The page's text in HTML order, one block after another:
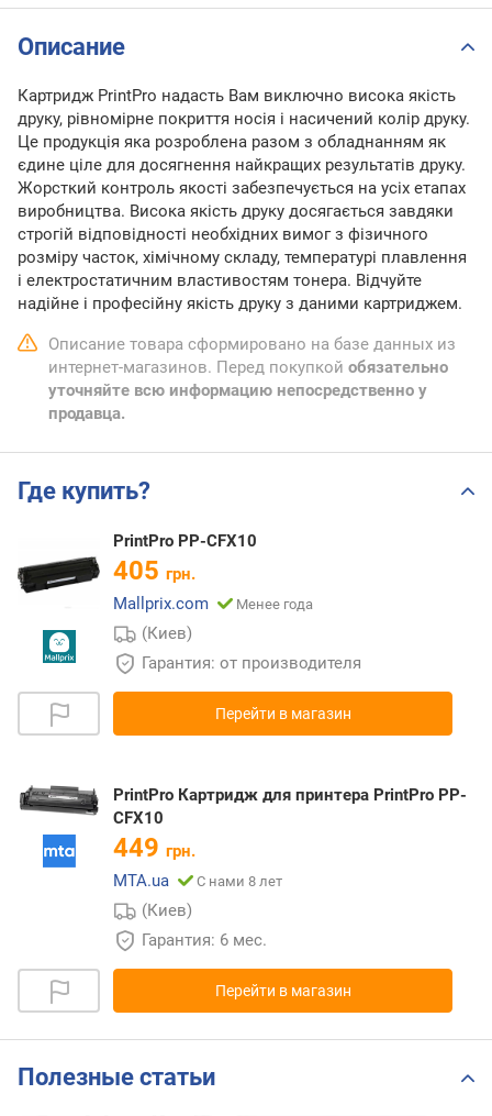
Описание
Картридж PrintPro надасть Вам виключно висока якість
друку, рівномірне покриття носія і насичений колір друку.
Це продукція яка розроблена разом з обладнанням як
єдине ціле для досягнення найкращих результатів друку.
Жорсткий контроль якості забезпечується на усіх етапах
виробництва. Висока якість друку досягається завдяки
строгій відповідності необхідних вимог з фізичного
розміру часток, хімічному складу, температурі плавлення
і електростатичним властивостям тонера. Відчуйте
надійне і професійну якість друку з даними картриджем.
Описание товара сформировано на базе данных из
интернет-магазинов. Перед покупкой обязательно
уточняйте всю информацию непосредственно у
продавца.
Где купить?
PrintPro PP-CFX10
405 грн.
Mallprix.com
Менее года
(Киев)
Гарантия: от производителя
Перейти в магазин
PrintPro Картридж для принтера PrintPro PP-
CFX10
449 грн.
MTA.ua
С нами 8 лет
(Киев)
Гарантия: 6 мес.
Перейти в магазин
Полезные статьи